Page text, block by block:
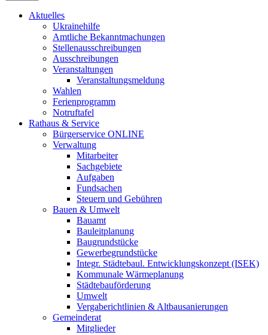
Aktuelles
Ukrainehilfe
Amtliche Bekanntmachungen
Stellenausschreibungen
Ausschreibungen
Veranstaltungen
Veranstaltungsmeldung
Wahlen
Ferienprogramm
Notruftafel
Rathaus & Service
Bürgerservice ONLINE
Verwaltung
Mitarbeiter
Sachgebiete
Aufgaben
Fundsachen
Steuern und Gebühren
Bauen & Umwelt
Bauamt
Bauleitplanung
Baugrundstücke
Gewerbegrundstücke
Integr. Städtebaul. Entwicklungskonzept (ISEK)
Kommunale Wärmeplanung
Städtebauförderung
Umwelt
Vergaberichtlinien & Altbausanierungen
Gemeinderat
Mitglieder